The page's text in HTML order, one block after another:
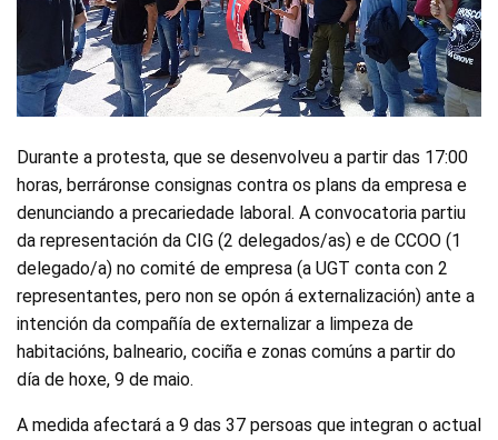
Durante a protesta, que se desenvolveu a partir das 17:00
horas, berráronse consignas contra os plans da empresa e
denunciando a precariedade laboral. A convocatoria partiu
da representación da CIG (2 delegados/as) e de CCOO (1
delegado/a) no comité de empresa (a UGT conta con 2
representantes, pero non se opón á externalización) ante a
intención da compañía de externalizar a limpeza de
habitacións, balneario, cociña e zonas comúns a partir do
día de hoxe, 9 de maio.
A medida afectará a 9 das 37 persoas que integran o actual